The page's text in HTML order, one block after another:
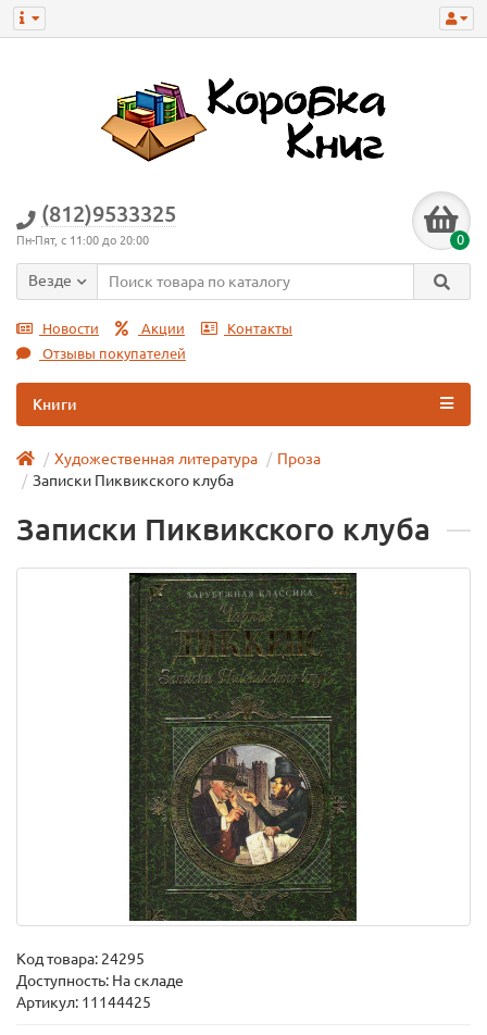
(812)9533325
Пн-Пят, с 11:00 до 20:00 0
Везде
Новости Акции
Контакты
Отзывы покупателей
Книги
Художественная литература
Проза
Записки Пиквикского клуба
Записки Пиквикского клуба
Код товара: 24295
Доступность: На складе
Артикул: 11144425